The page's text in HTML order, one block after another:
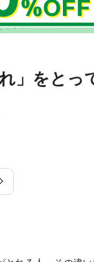
」をとっ